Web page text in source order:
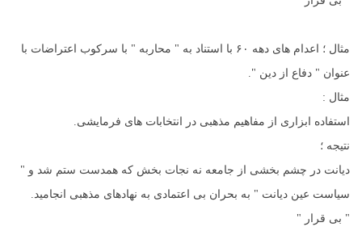
مثال ؛ اعدام های دهه ۶۰ با استناد به " محاربه " با سرکوب اعتراضات با
عنوان " دفاع از دین ".
مثال :
استفاده ابزاری از مفاهیم مذهبی در انتخابات های فرمایشی.
نتیجه ؛
دیانت در چشم بخشی از جامعه نه نجات بخش که همدست ستم شد و "
سیاست عین دیانت " به بحران بی اعتمادی به نهادهای مذهبی انجامید.
" بی قرار "